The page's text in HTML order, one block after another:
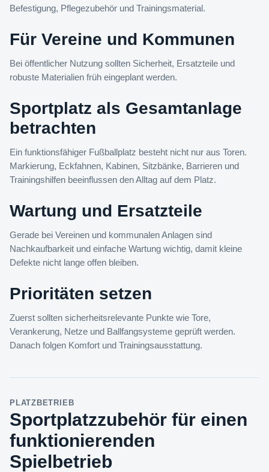
Befestigung, Pflegezubehör und Trainingsmaterial.
Für Vereine und Kommunen
Bei öffentlicher Nutzung sollten Sicherheit, Ersatzteile und
robuste Materialien früh eingeplant werden.
Sportplatz als Gesamtanlage
betrachten
Ein funktionsfähiger Fußballplatz besteht nicht nur aus Toren.
Markierung, Eckfahnen, Kabinen, Sitzbänke, Barrieren und
Trainingshilfen beeinflussen den Alltag auf dem Platz.
Wartung und Ersatzteile
Gerade bei Vereinen und kommunalen Anlagen sind
Nachkaufbarkeit und einfache Wartung wichtig, damit kleine
Defekte nicht lange offen bleiben.
Prioritäten setzen
Zuerst sollten sicherheitsrelevante Punkte wie Tore,
Verankerung, Netze und Ballfangsysteme geprüft werden.
Danach folgen Komfort und Trainingsausstattung.
PLATZBETRIEB
Sportplatzzubehör für einen
funktionierenden
Spielbetrieb